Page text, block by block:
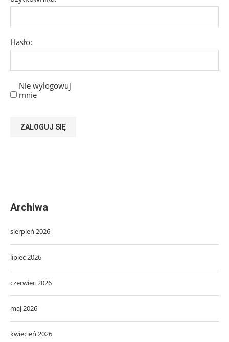
Hasło:
Nie wylogowuj
mnie
ZALOGUJ SIĘ
Archiwa
sierpień 2026
lipiec 2026
czerwiec 2026
maj 2026
kwiecień 2026